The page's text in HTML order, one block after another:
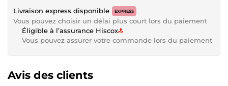
Livraison express disponible EXPRESS
Vous pouvez choisir un délai plus court lors du paiement
Éligible à l’assurance Hiscox
Vous pouvez assurer votre commande lors du paiement
Avis des clients